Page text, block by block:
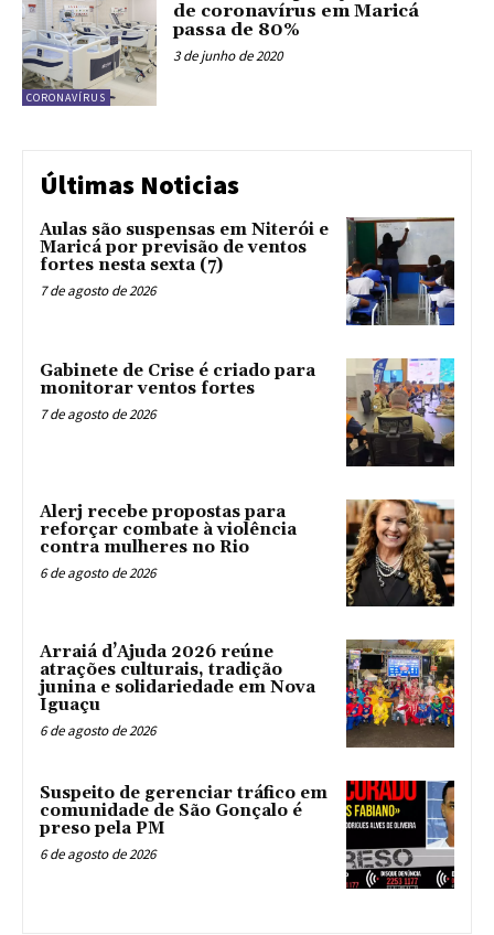
CORONAVÍRUS
de coronavírus em Maricá
passa de 80%
3 de junho de 2020
Últimas Noticias
Aulas são suspensas em Niterói e
Maricá por previsão de ventos
fortes nesta sexta (7)
7 de agosto de 2026
Gabinete de Crise é criado para
monitorar ventos fortes
7 de agosto de 2026
Alerj recebe propostas para
reforçar combate à violência
contra mulheres no Rio
6 de agosto de 2026
Arraiá d’Ajuda 2026 reúne
atrações culturais, tradição
junina e solidariedade em Nova
Iguaçu
6 de agosto de 2026
Suspeito de gerenciar tráfico em
comunidade de São Gonçalo é
preso pela PM
6 de agosto de 2026